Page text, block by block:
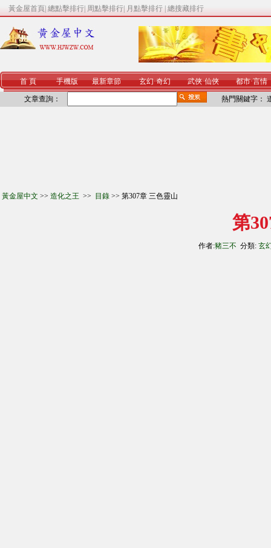
黃金屋首頁 總點擊排行 周點擊排行 月點擊排行 總搜藏排行
首 頁 手機版 最新章節 玄幻·奇幻 武俠·仙俠 都市·言情
文章查詢： 熱門關鍵字：
黃金屋中文 >> 造化之王 >> 目錄 >> 第307章 三色靈山
第
作者:豬三不 分類: 玄